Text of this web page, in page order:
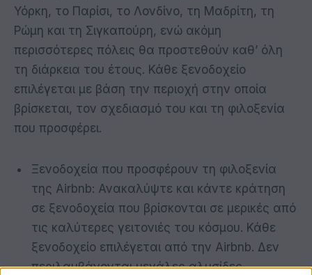
Υόρκη, το Παρίσι, το Λονδίνο, τη Μαδρίτη, τη
Ρώμη και τη Σιγκαπούρη, ενώ ακόμη
περισσότερες πόλεις θα προστεθούν καθ’ όλη
τη διάρκεια του έτους. Κάθε ξενοδοχείο
επιλέγεται με βάση την περιοχή στην οποία
βρίσκεται, τον σχεδιασμό του και τη φιλοξενία
που προσφέρει.
Ξενοδοχεία που προσφέρουν τη φιλοξενία
της Airbnb: Ανακαλύψτε και κάντε κράτηση
σε ξενοδοχεία που βρίσκονται σε μερικές από
τις καλύτερες γειτονιές του κόσμου. Κάθε
ξενοδοχείο επιλέγεται από την Airbnb. Δεν
περιλαμβάνονται μεγάλες αλυσίδες.